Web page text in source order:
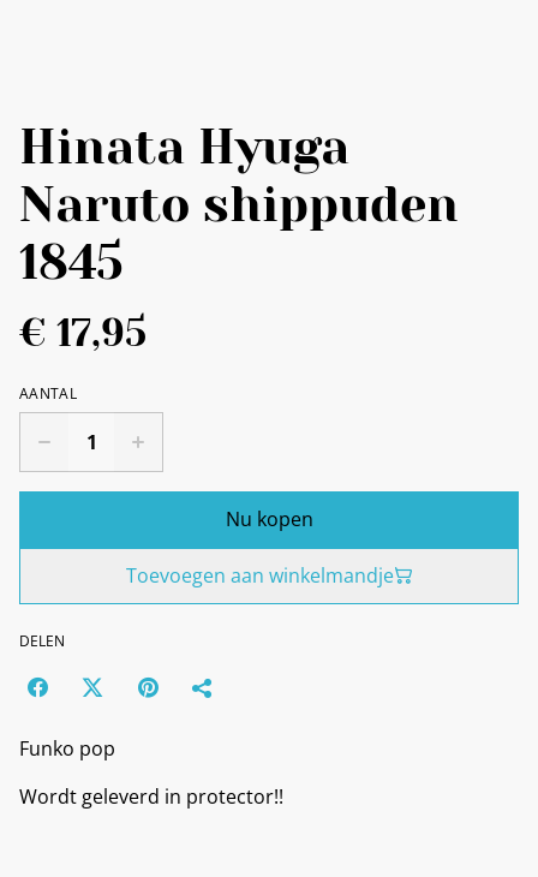
Hinata Hyuga
Naruto shippuden
1845
€ 17,95
AANTAL
Nu kopen
Toevoegen aan winkelmandje
DELEN
Funko pop
Wordt geleverd in protector!!